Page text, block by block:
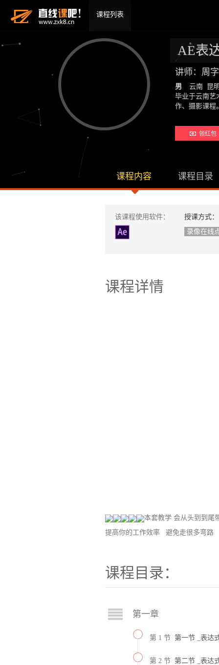
课程列表
AE表
讲师：周
男
云南 昆
毕业于云南艺
作、摄影课
领红包
课程内容 课程目录
该课程使用软件：
授课方式：
录像在线
课程详情
本套教学 会从头到到尾
提高你的工作效率 避免走很多弯路
课程目录：
第一章
第 1 节 第一节 _表达
第 2 节 第二节 _表达